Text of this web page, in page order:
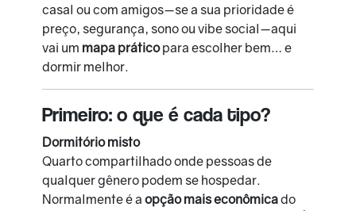
casal ou com amigos—se a sua prioridade é
preço, segurança, sono ou vibe social—aqui
vai um mapa práticopara escolher bem… e
dormir melhor.
Primeiro: o que é cada tipo?
Dormitório misto
Quarto compartilhado onde pessoas de
qualquer gênero podem se hospedar.
Normalmente é a opção mais econômicado